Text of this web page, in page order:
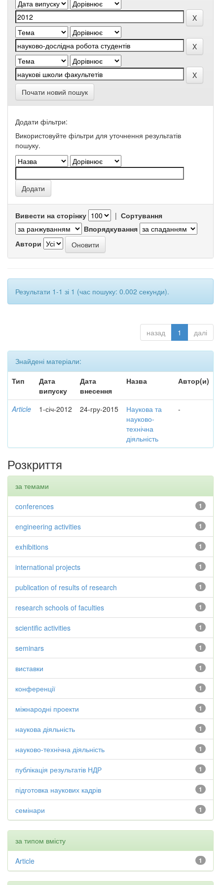
Почати новий пошук
Додати фільтри:
Використовуйте фільтри для уточнення результатів
пошуку.
Вивести на сторінку | Сортування
Впорядкування
Автори
Результати 1-1 зі 1 (час пошуку: 0.002 секунди).
назад 1 далі
Знайдені матеріали:
Тип
Дата
випуску
Дата
внесення
Назва Автор(и)
Article 1-січ-2012 24-гру-2015
Наукова та
науково-
технічна
діяльність
-
Розкриття
за темами
1
conferences
1
engineering activities
1
exhibitions
1
international projects
1
publication of results of research
1
research schools of faculties
1
scientific activities
1
seminars
1
виставки
1
конференції
1
міжнародні проекти
1
наукова діяльність
1
науково-технічна діяльність
1
публікація результатів НДР
1
підготовка наукових кадрів
1
семінари
за типом вмісту
1
Article